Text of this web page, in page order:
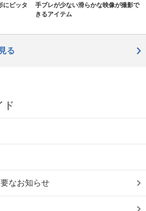
にピッタ
手ブレが少ない滑らかな映像が撮影で
きるアイテム
る
ド
なお知らせ